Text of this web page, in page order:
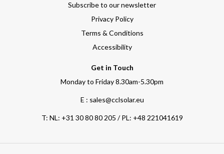
Subscribe to our newsletter
Privacy Policy
Terms & Conditions
Accessibility
Get in Touch
Monday to Friday 8.30am-5.30pm
E : sales@cclsolar.eu
T: NL: +31 30 80 80 205 / PL: +48 221041619